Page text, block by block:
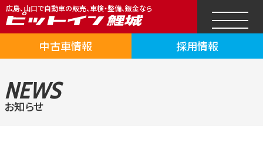
広島、山口で自動車の販売、車検・整備、鈑金なら
中古車情報 採用情報
NEWS
お知らせ